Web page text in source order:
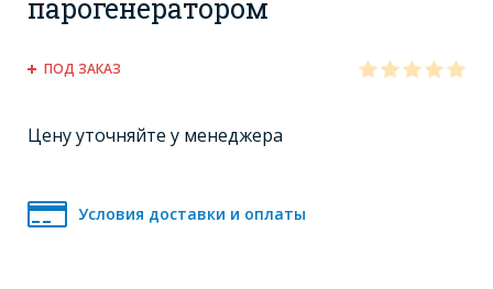
парогенератором
ПОД ЗАКАЗ
Цену уточняйте у менеджера
Условия доставки и оплаты